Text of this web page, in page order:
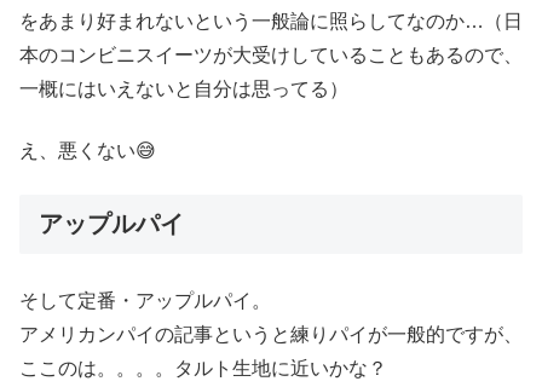
をあまり好まれないという一般論に照らしてなのか…（日
本のコンビニスイーツが大受けしていることもあるので、
一概にはいえないと自分は思ってる）
え、悪くない😅
アップルパイ
そして定番・アップルパイ。
アメリカンパイの記事というと練りパイが一般的ですが、
ここのは。。。。タルト生地に近いかな？